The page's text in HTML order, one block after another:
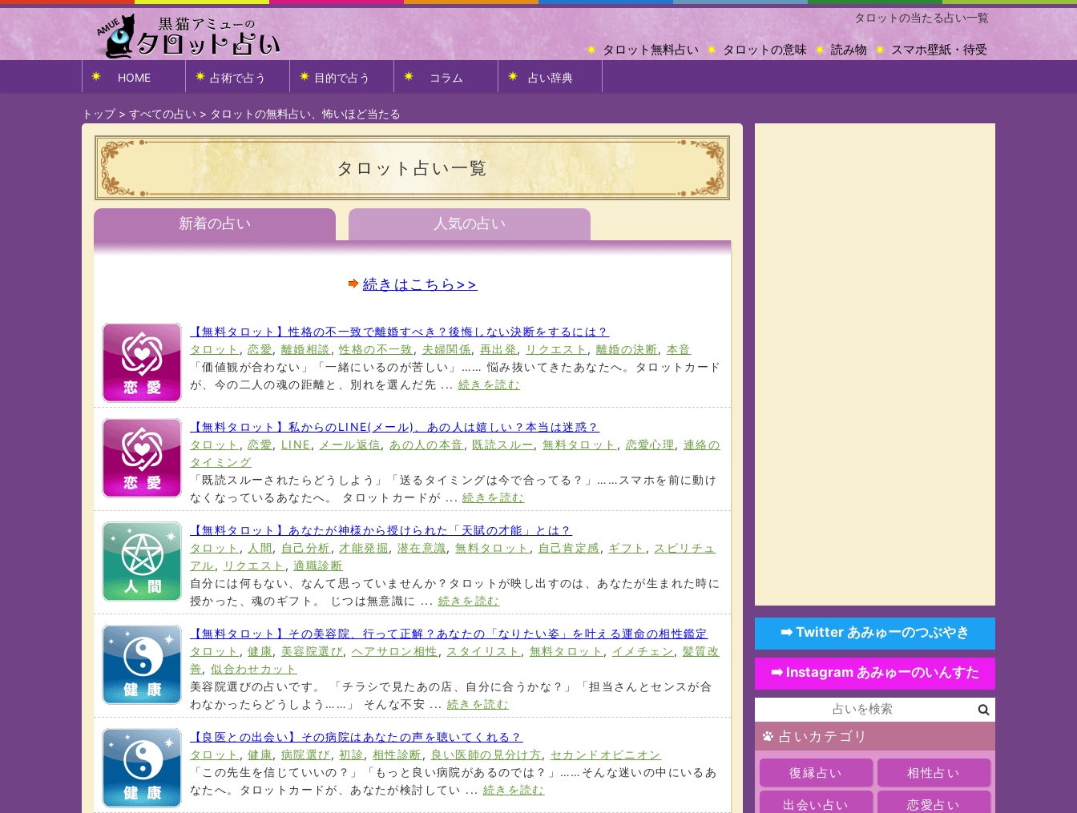
タロットの当たる占い一覧
スマホ壁紙・待受
読み物
タロットの意味
タロット無料占い
HOME 占術で占う 目的で占う コラム 占い辞典
トップ> すべての占い > タロットの無料占い、怖いほど当たる
タロット占い一覧
新着の占い 人気の占い
続きはこちら>>
【無料タロット】性格の不一致で離婚すべき？後悔しない決断をするには？
タロット ,恋愛,離婚相談 ,性格の不一致, 夫婦関係,再出発, リクエスト , 離婚の決断, 本音
「価値観が合わない」「一緒にいるのが苦しい」…… 悩み抜いてきたあなたへ。タロットカード
が、今の二人の魂の距離と、別れを選んだ先 ... 続きを読む
【無料タロット】私からのLINE(メール)、あの人は嬉しい？本当は迷惑？
タロット ,恋愛, LINE, メール返信, あの人の本音, 既読スルー,無料タロット , 恋愛心理, 連絡の
タイミング
「既読スルーされたらどうしよう」「送るタイミングは今で合ってる？」……スマホを前に動け
なくなっているあなたへ。 タロットカードが ...続きを読む
【無料タロット】あなたが神様から授けられた「天賦の才能」とは？
タロット , 人間, 自己分析, 才能発掘, 潜在意識,無料タロット , 自己肯定感, ギフト , スピリチュ
アル, リクエスト ,適職診断
自分には何もない、なんて思っていませんか？タロットが映し出すのは、あなたが生まれた時に
授かった、魂のギフト。 じつは無意識に ... 続きを読む
【無料タロット】その美容院、行って正解？あなたの「なりたい姿」を叶える運命の相性鑑定
タロット ,健康, 美容院選び, ヘアサロン相性 , スタイリスト , 無料タロット , イメチェン, 髪質改
善,似合わせカット
美容院選びの占いです。 「チラシで見たあの店、自分に合うかな？」「担当さんとセンスが合
わなかったらどうしよう……」 そんな不安 ... 続きを読む
【良医との出会い】その病院はあなたの声を聴いてくれる？
タロット ,健康,病院選び,初診,相性診断, 良い医師の見分け方, セカンドオピニオン
「この先生を信じていいの？」「もっと良い病院があるのでは？」……そんな迷いの中にいるあ
なたへ。タロットカードが、あなたが検討してい ... 続きを読む
➡️ Twitter あみゅーのつぶやき
➡️ Instagram あみゅーのいんすた
占いカテゴリ
復縁占い 相性占い
出会い占い 恋愛占い